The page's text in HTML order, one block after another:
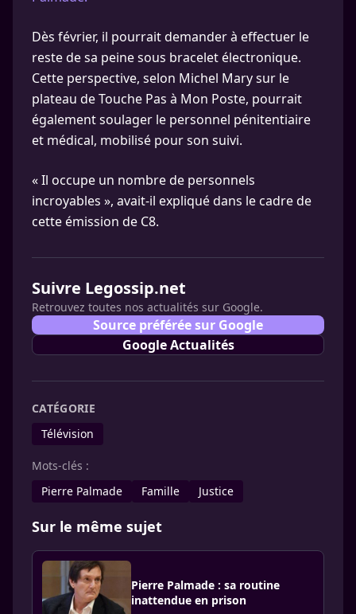
Dès février, il pourrait demander à effectuer le
reste de sa peine sous bracelet électronique.
Cette perspective, selon Michel Mary sur le
plateau de Touche Pas à Mon Poste, pourrait
également soulager le personnel pénitentiaire
et médical, mobilisé pour son suivi.
« Il occupe un nombre de personnels
incroyables », avait-il expliqué dans le cadre de
cette émission de C8.
Suivre Legossip.net
Retrouvez toutes nos actualités sur Google.
Source préférée sur Google
Google Actualités
CATÉGORIE
Télévision
Mots-clés :
Pierre Palmade
Famille Justice
Sur le même sujet
Pierre Palmade : sa routine
inattendue en prison